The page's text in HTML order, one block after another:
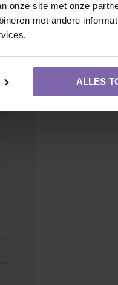
onze site met onze
met andere
ALLES